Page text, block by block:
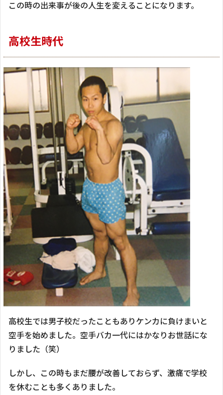
この時の出来事が後の人生を変えることになります。
高校生時代
高校生では男子校だったこともありケンカに負けまいと
空手を始めました。空手バカ一代にはかなりお世話にな
りました（笑）
しかし、この時もまだ腰が改善しておらず、激痛で学校
を休むことも多くありました。